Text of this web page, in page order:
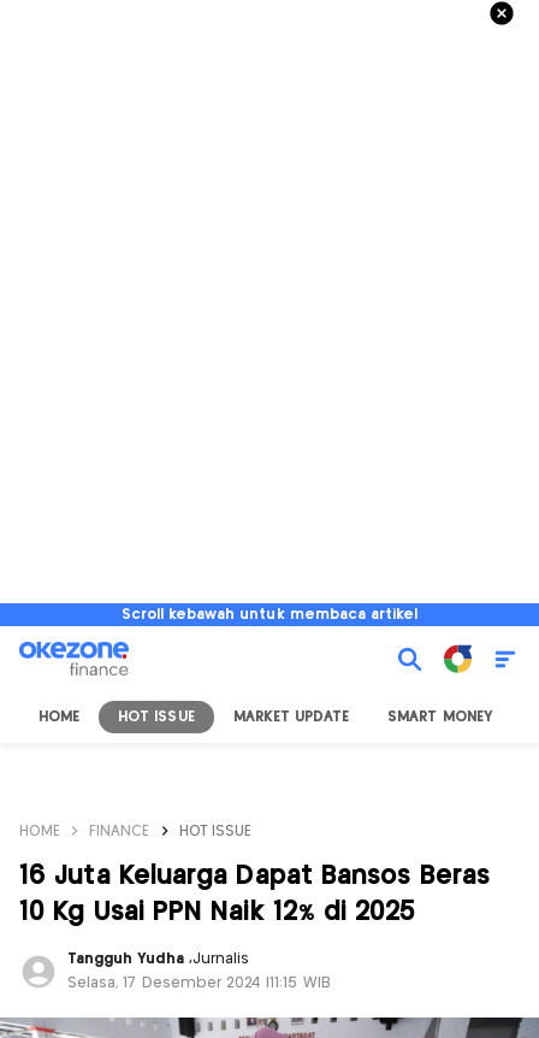
Scroll kebawah untuk membaca artikel
HOME HOT ISSUE MARKET UPDATE SMART MONEY
HOME FINANCE HOT ISSUE
16 Juta Keluarga Dapat Bansos Beras
10 Kg Usai PPN Naik 12% di 2025
Tangguh Yudha ,Jurnalis
Selasa, 17 Desember 2024 |11:15 WIB